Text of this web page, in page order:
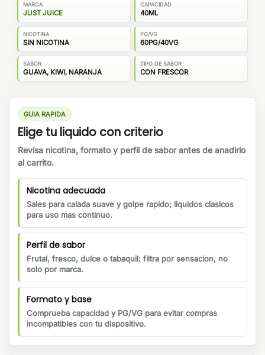
MARCA
JUST JUICE
CAPACIDAD
40ML
NICOTINA
SIN NICOTINA
PG/VG
60PG/40VG
SABOR
GUAVA, KIWI, NARANJA
TIPO DE SABOR
CON FRESCOR
GUIA RAPIDA
Elige tu liquido con criterio
Revisa nicotina, formato y perfil de sabor antes de anadirlo
al carrito.
Nicotina adecuada
Sales para calada suave y golpe rapido; liquidos clasicos
para uso mas continuo.
Perfil de sabor
Frutal, fresco, dulce o tabaquil: filtra por sensacion, no
solo por marca.
Formato y base
Comprueba capacidad y PG/VG para evitar compras
incompatibles con tu dispositivo.